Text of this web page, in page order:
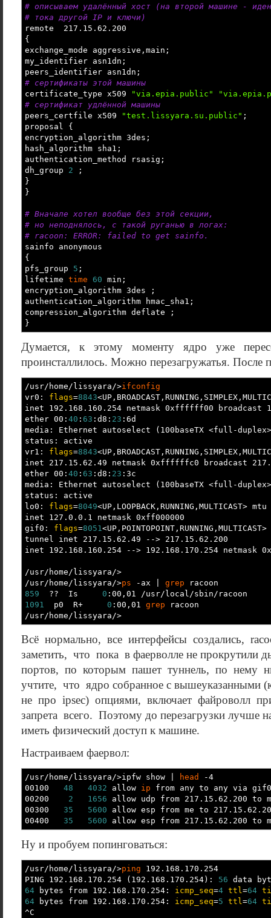
# описываем удалённый хост (на второй машине -
# тока другой IP и ключи)
remote 217.15.62.200
{
exchange_mode aggressive,main;
my_identifier asn1dn;
peers_identifier asn1dn;
# сертификаты этой машины
certificate_type x509
"via.epia.public"
# сертификат удлённой машины
peers_certfile x509
"test.lissyara.su.public" ;
proposal {
encryption_algorithm 3des;
hash_algorithm sha1;
authentication_method rsasig;
dh_group 2 ;
}
}
# Вначале хотел вообще без этой секции,
# но неподнялось, с такой руганью в логах:
# racoon: ERROR: failed to get sainfo.
sainfo anonymous
{
pfs_group 5 ;
lifetime time 60 min;
encryption_algorithm 3des ;
authentication_algorithm hmac_sha1;
compression_algorithm deflate ;
}
Думается, к этому моменту ядро уже
проинсталлилось. Можно перезагружатья. После
/usr/ home/ lissyara/>ifconfig
vr0: flags=8843<
inet 192.168.160.254 netmask 0xffffff00 broadcast
ether 00: 40 : 63 :d8: 23 :6d
media: Ethernet autoselect
( 100baseTX <full-duplex>
status: active
vr1: flags=8843<
inet 217.15.62.49 netmask 0xffffffc0 broadcast
ether 00: 40 : 63 :d8: 23 :3c
media: Ethernet autoselect
( 100baseTX <full-duplex>
status: active
lo0: flags=8049<UP,LOOPBACK,RUNNING,MULTICAST> mtu
inet 127.0.0.1 netmask 0xff000000
gif0: flags=8051<UP,POINTOPOINT,RUNNING,MULTICAST>
tunnel inet 217.15.62.49 --> 217.15.62.200
inet 192.168.160.254 --> 192.168.170.254
/usr/ home/ lissyara/>
/usr/ home/ lissyara/>ps -ax grep racoon
859 ?? Is 0 :00,01 /usr/ local/sbin/ racoon
1091 p0 R+ 0 :00,01 grep racoon
/usr/ home/ lissyara/>
Всё нормально, все интерфейсы создались,
заметить, что пока в фаерволле не прокрутили
портов, по которым пашет туннель, по нему
учтите, что ядро собранное с вышеуказанными
не про ipsec) опциями, включает файроволл
запрета всего. Поэтому до перезагрузки лучше
иметь физический доступ к машине.
Настраиваем фаервол:
/usr/ home/ lissyara/>ipfw show head
-4
00100 48 4032 allow ip from any to any via gif0
00200 2 1656 allow udp from 217.15.62.200 to
00300 35 5600 allow esp from me to
00400 35 5600 allow esp from 217.15.62.200 to
Ну и пробуем попинговаться:
/usr/ home/ lissyara/>ping 192.168.170.254
PING 192.168.170.254
( 192.168.170.254) : 56 data
64 bytes from 192.168.170.254: icmp_seq=4 ttl=64
64 bytes from 192.168.170.254: icmp_seq=5 ttl=64
^C